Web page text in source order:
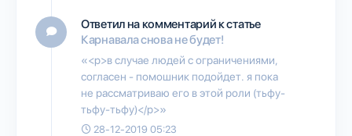
Ответил на комментарий к статье
Карнавала снова не будет!
«<p>в случае людей с ограничениями,
согласен - помошник подойдет. я пока
не рассматриваю его в этой роли (тьфу-
тьфу-тьфу)</p>»
28-12-2019 05:23